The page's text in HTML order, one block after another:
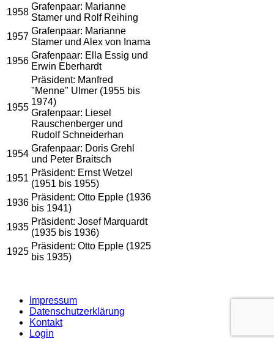
1958
Grafenpaar: Marianne
Stamer und Rolf Reihing
1957
Grafenpaar: Marianne
Stamer und Alex von Inama
1956
Grafenpaar: Ella Essig und
Erwin Eberhardt
1955
Präsident: Manfred
"Menne" Ulmer (1955 bis
1974)
Grafenpaar: Liesel
Rauschenberger und
Rudolf Schneiderhan
1954
Grafenpaar: Doris Grehl
und Peter Braitsch
1951
Präsident: Ernst Wetzel
(1951 bis 1955)
1936
Präsident: Otto Epple (1936
bis 1941)
1935
Präsident: Josef Marquardt
(1935 bis 1936)
1925
Präsident: Otto Epple (1925
bis 1935)
Impressum
Datenschutzerklärung
Kontakt
Login